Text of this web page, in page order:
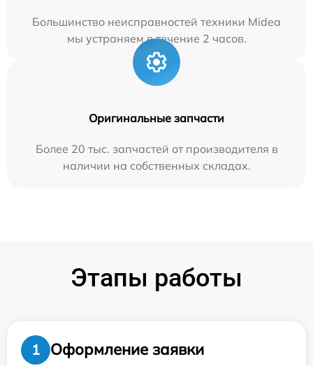
Большинство неисправностей техники Midea
мы устраняем в течение 2 часов.
Оригинальные запчасти
Более 20 тыс. запчастей от производителя в
наличии на собственных складах.
Этапы работы
1
Оформление заявки